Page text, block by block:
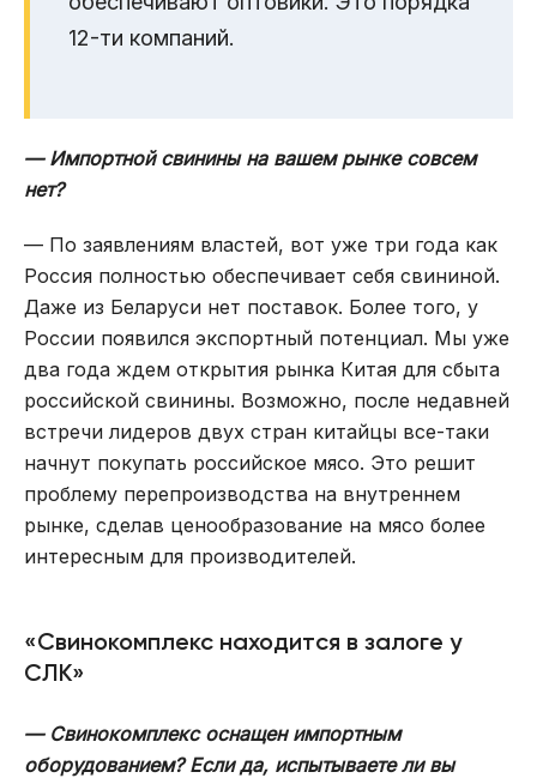
12-ти компаний.
— Импортной свинины на вашем рынке совсем
нет?
— По заявлениям властей, вот уже три года как
Россия полностью обеспечивает себя свининой.
Даже из Беларуси нет поставок. Более того, у
России появился экспортный потенциал. Мы уже
два года ждем открытия рынка Китая для сбыта
российской свинины. Возможно, после недавней
встречи лидеров двух стран китайцы все-таки
начнут покупать российское мясо. Это решит
проблему перепроизводства на внутреннем
рынке, сделав ценообразование на мясо более
интересным для производителей.
«Свинокомплекс находится в залоге у
СЛК»
— Свинокомплекс оснащен импортным
оборудованием? Если да, испытываете ли вы